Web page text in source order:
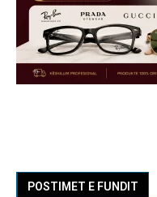
POSTIMET E FUNDIT